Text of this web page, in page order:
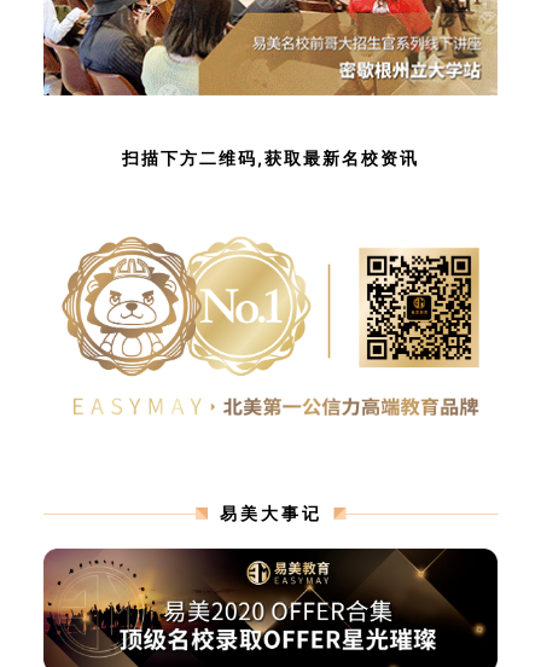
扫描下方二维码,获取最新名校资讯
易美大事记